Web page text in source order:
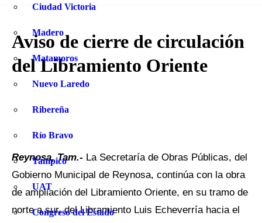
Ciudad Victoria
Madero
Matamoros
Nuevo Laredo
Ribereña
Río Bravo
Tampico
UAT
Congreso del Estado
Aviso de cierre de circulación
del Libramiento Oriente
Reynosa, Tam.- La Secretaría de Obras Públicas, del
Gobierno Municipal de Reynosa, continúa con la obra
de ampliación del Libramiento Oriente, en su tramo de
norte a sur, del Libramiento Luis Echeverría hacia el